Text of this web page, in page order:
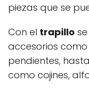
piezas que se
Con el trapillo
accesorios
pendientes,
como cojines,